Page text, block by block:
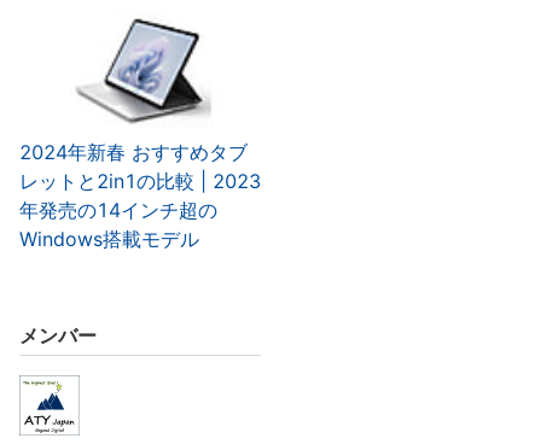
2024年新春 おすすめタブ
レットと2in1の比較 | 2023
年発売の14インチ超の
Windows搭載モデル
メンバー